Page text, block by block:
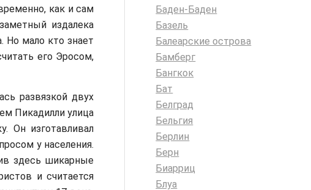
как и сам
издалека
Но мало кто знает
его Эросом,
развязкой двух
Пикадилли улица
Он изготавливал
у населения.
здесь шикарные
и считается
Баден-Баден
Базель
Балеарские острова
Бамберг
Бангкок
Бат
Белград
Бельгия
Берлин
Берн
Биарриц
Блуа